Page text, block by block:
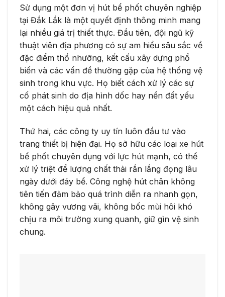
Sử dụng một đơn vị hút bể phốt chuyên nghiệp
tại Đắk Lắk là một quyết định thông minh mang
lại nhiều giá trị thiết thực. Đầu tiên, đội ngũ kỹ
thuật viên địa phương có sự am hiểu sâu sắc về
đặc điểm thổ nhưỡng, kết cấu xây dựng phổ
biến và các vấn đề thường gặp của hệ thống vệ
sinh trong khu vực. Họ biết cách xử lý các sự
cố phát sinh do địa hình dốc hay nền đất yếu
một cách hiệu quả nhất.
Thứ hai, các công ty uy tín luôn đầu tư vào
trang thiết bị hiện đại. Họ sở hữu các loại xe hút
bể phốt chuyên dụng với lực hút mạnh, có thể
xử lý triệt để lượng chất thải rắn lắng đọng lâu
ngày dưới đáy bể. Công nghệ hút chân không
tiên tiến đảm bảo quá trình diễn ra nhanh gọn,
không gây vương vãi, không bốc mùi hôi khó
chịu ra môi trường xung quanh, giữ gìn vệ sinh
chung.